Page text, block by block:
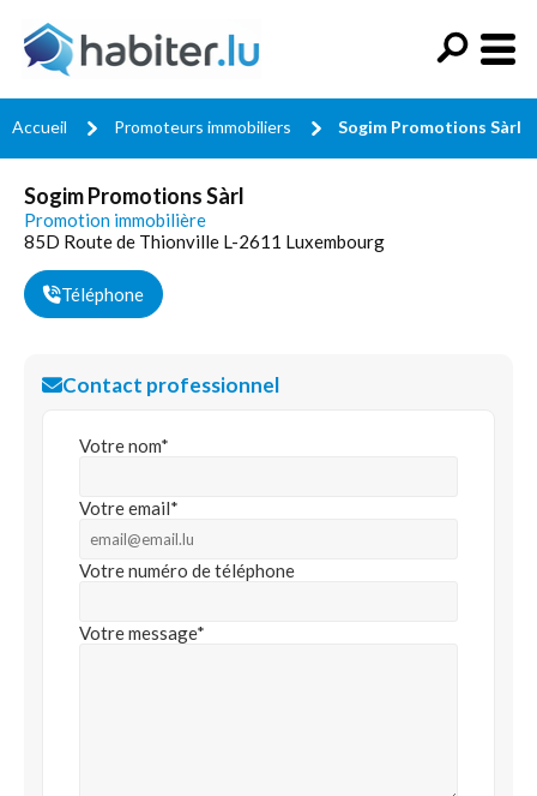
Accueil Promoteurs immobiliers Sogim Promotions Sàrl
Sogim Promotions Sàrl
Promotion immobilière
85D Route de Thionville L-2611 Luxembourg
Téléphone
Contact professionnel
Votre nom*
Votre email*
Votre numéro de téléphone
Votre message*